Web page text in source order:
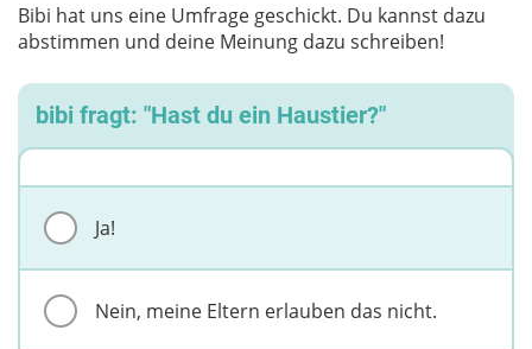
Bibi hat uns eine Umfrage geschickt. Du kannst dazu
abstimmen und deine Meinung dazu schreiben!
bibi fragt: "Hast du ein Haustier?"
Ja!
Nein, meine Eltern erlauben das nicht.